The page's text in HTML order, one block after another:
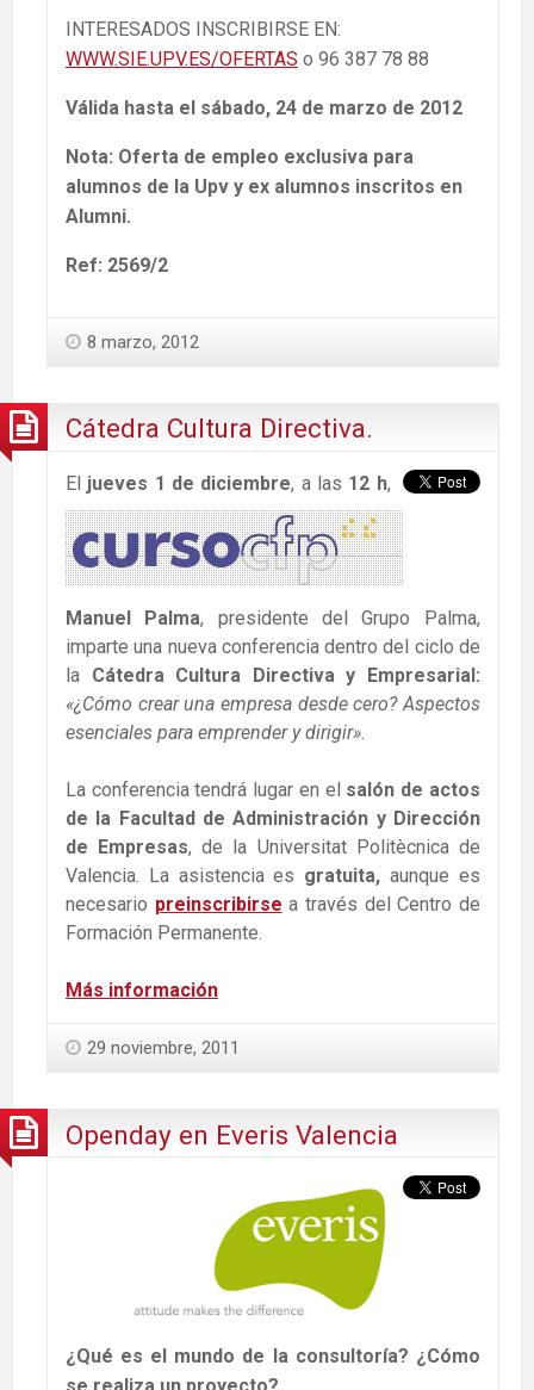
INTERESADOS INSCRIBIRSE EN:
WWW.SIE.UPV.ES/OFERTAS o 96 387 78 88
Válida hasta el sábado, 24 de marzo de 2012
Nota: Oferta de empleo exclusiva para
alumnos de la Upv y ex alumnos inscritos en
Alumni.
Ref: 2569/2
8 marzo, 2012
Cátedra Cultura Directiva.
El jueves 1 de diciembre, a las 12 h,
Manuel Palma, presidente del Grupo Palma,
imparte una nueva conferencia dentro del ciclo de
la Cátedra Cultura Directiva y Empresarial:
«¿Cómo crear una empresa desde cero? Aspectos
esenciales para emprender y dirigir».
La conferencia tendrá lugar en el salón de actos
de la Facultad de Administración y Dirección
de Empresas, de la Universitat Politècnica de
Valencia. La asistencia es gratuita, aunque es
necesario preinscribirse a través del Centro de
Formación Permanente.
Más información
29 noviembre, 2011
Openday en Everis Valencia
¿Qué es el mundo de la consultoría? ¿Cómo
se realiza un proyecto?